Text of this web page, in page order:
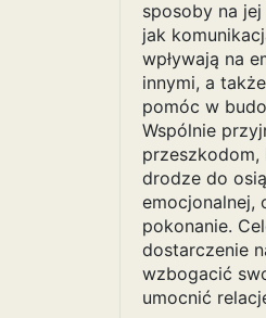
sposoby na
jak
wpływają na
innymi, a
pomóc w
Wspólnie
przeszkodom,
drodze do
emocjonalnej,
pokonanie.
dostarczenie
wzbogacić
umocnić